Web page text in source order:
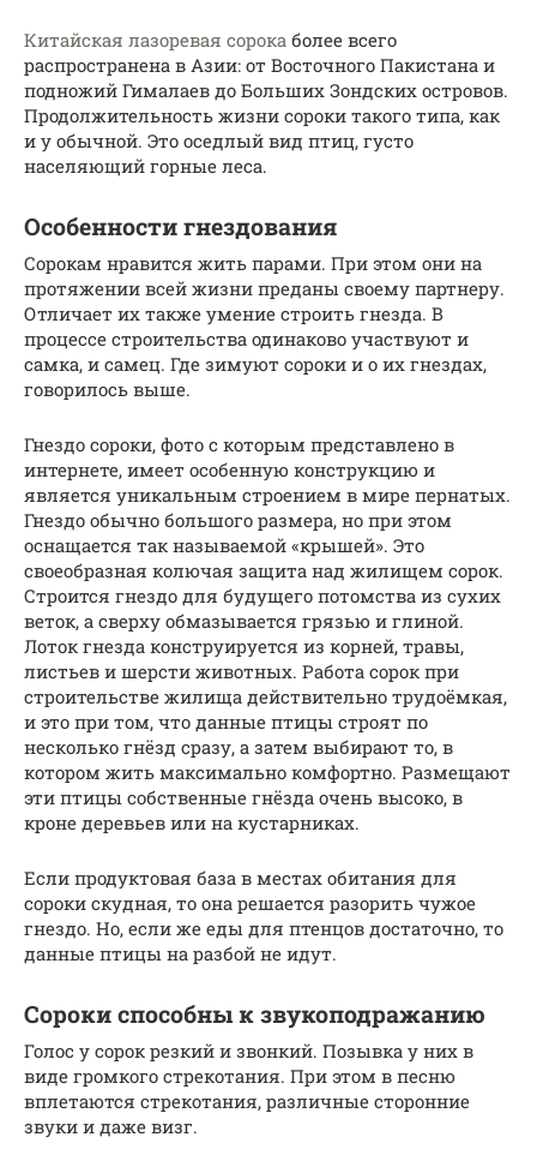
Китайская лазоревая сорока более всего
распространена в Азии: от Восточного Пакистана и
подножий Гималаев до Больших Зондских островов.
Продолжительность жизни сороки такого типа, как
и у обычной. Это оседлый вид птиц, густо
населяющий горные леса.
Особенности гнездования
Сорокам нравится жить парами. При этом они на
протяжении всей жизни преданы своему партнеру.
Отличает их также умение строить гнезда. В
процессе строительства одинаково участвуют и
самка, и самец. Где зимуют сороки и о их гнездах,
говорилось выше.
Гнездо сороки, фото с которым представлено в
интернете, имеет особенную конструкцию и
является уникальным строением в мире пернатых.
Гнездо обычно большого размера, но при этом
оснащается так называемой «крышей». Это
своеобразная колючая защита над жилищем сорок.
Строится гнездо для будущего потомства из сухих
веток, а сверху обмазывается грязью и глиной.
Лоток гнезда конструируется из корней, травы,
листьев и шерсти животных. Работа сорок при
строительстве жилища действительно трудоёмкая,
и это при том, что данные птицы строят по
несколько гнёзд сразу, а затем выбирают то, в
котором жить максимально комфортно. Размещают
эти птицы собственные гнёзда очень высоко, в
кроне деревьев или на кустарниках.
Если продуктовая база в местах обитания для
сороки скудная, то она решается разорить чужое
гнездо. Но, если же еды для птенцов достаточно, то
данные птицы на разбой не идут.
Сороки способны к звукоподражанию
Голос у сорок резкий и звонкий. Позывка у них в
виде громкого стрекотания. При этом в песню
вплетаются стрекотания, различные сторонние
звуки и даже визг.